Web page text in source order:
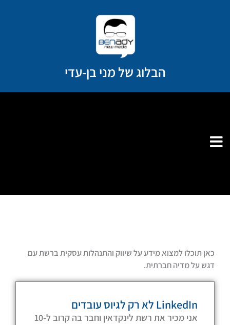
הבלוג של מני בן-עדי
כאן תוכלו למצוא מידע על שיווק והתנהלות עסקית ברשת עם
דגש על מדיה חברתית.
LinkedIn לא רק לגיוס עובדים
אני מכיר את רשת לינקדאין וחבר בה קרוב ל-10
ע ע ע ע ע ע